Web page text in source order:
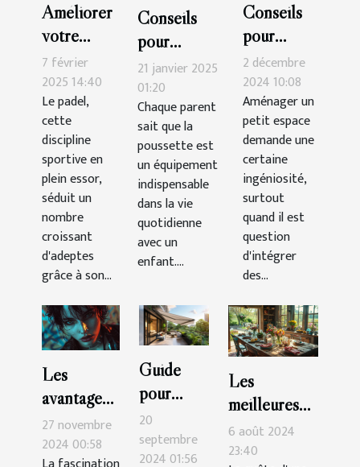
Améliorer
votre
technique
de padel :
exercices
pratiques
7 février
2025 14:40
Le padel,
cette
discipline
sportive en
plein essor,
séduit un
nombre
croissant
d'adeptes
grâce à son...
Conseils
pour
maintenir et
nettoyer
votre
poussette
efficacement
21 janvier 2025
01:20
Chaque parent
sait que la
poussette est
un équipement
indispensable
dans la vie
quotidienne
avec un
enfant....
Conseils
pour
intégrer
une
armoire
trois
portes
dans un
petit
espace
2 décembre
2024 10:08
Aménager un
petit espace
demande une
certaine
ingéniosité,
surtout
quand il est
question
d'intégrer
des...
Les
avantages
esthétiques
des
27 novembre
2024 00:58
Guide
pour
choisir le
store
20
septembre
2024 01:56
Les
meilleures
tables pour
une cuisine
6 août 2024
23:40